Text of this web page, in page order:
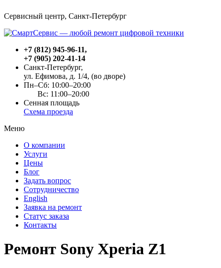
Сервисный центр, Cанкт-Петербург
+7 (812) 945-96-11,
+7 (905) 202-41-14
Санкт-Петербург,
ул. Ефимова, д. 1/4, (во дворе)
Пн–Сб: 10:00–20:00
Вс: 11:00–20:00
Сенная площадь
Схема проезда
Меню
О компании
Услуги
Цены
Блог
Задать вопрос
Сотрудничество
English
Заявка на ремонт
Статус заказа
Контакты
Ремонт Sony Xperia Z1